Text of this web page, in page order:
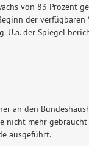
von 83 Prozent
der verfügbaren
U.a. der Spiegel
an den
mehr
ausgeführt.